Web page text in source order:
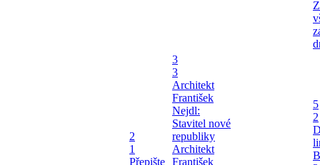
2
1
Přepište
3
3
Architekt
František
Nejdl:
Stavitel nové
republiky
Architekt
František
5
2